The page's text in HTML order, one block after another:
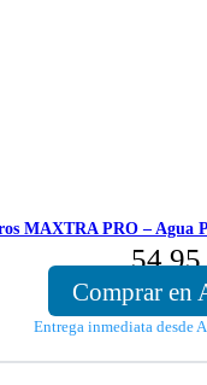
MAXTRA PRO – Agua
54,95
Comprar en
Entrega inmediata desde